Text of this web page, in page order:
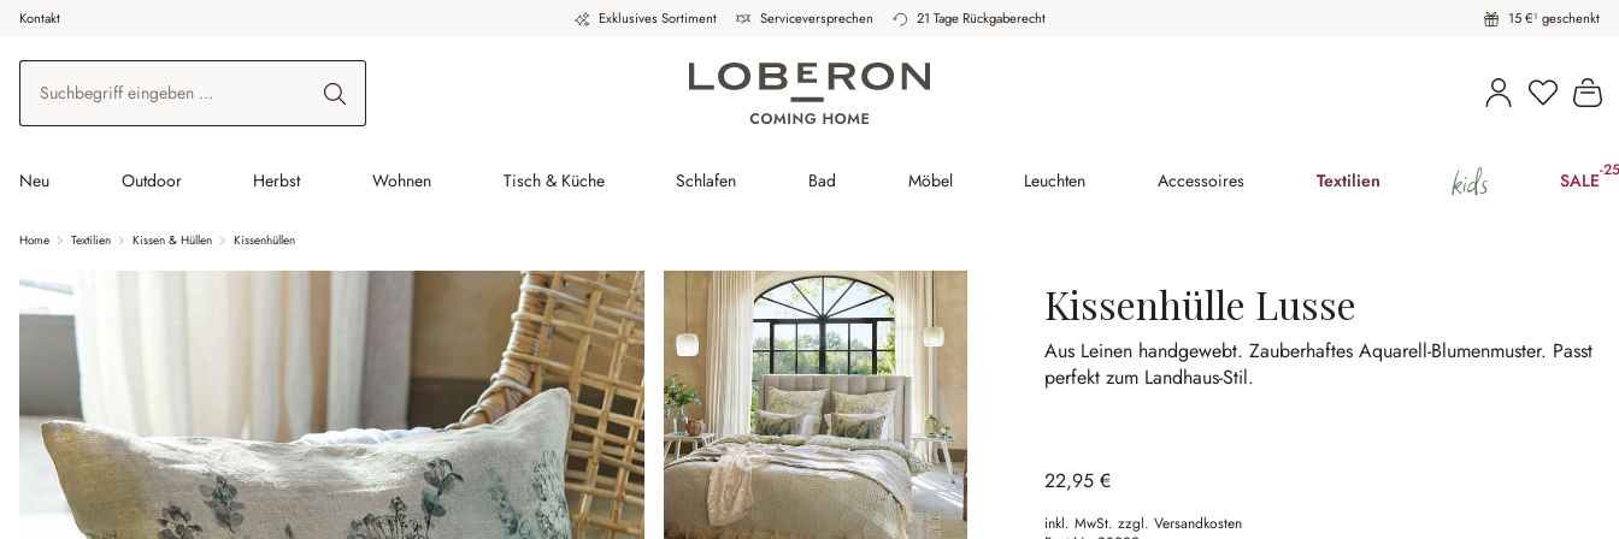
Hauptinhalt springen
Zur Suche springen
Zur Hauptnavigation springen
Kontakt Exklusives Sortiment Serviceversprechen 21 Tage Rückgaberecht 15 €¹ geschenkt
Du hast
Neu Outdoor Herbst Wohnen Tisch & Küche Schlafen Bad Möbel Leuchten Accessoires Textilien kids SALE-
Home Textilien Kissen & Hüllen Kissenhüllen
Kissenhülle Lusse
Aus Leinen handgewebt.Zauberhaftes Aquarell-Blumenmuster. Passt
perfekt zum Landhaus-Stil.
22,95 €
inkl. MwSt. zzgl. Versandkosten